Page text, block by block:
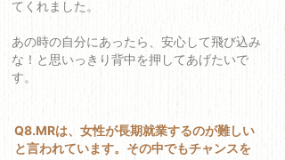
てくれました。
あの時の自分にあったら、安心して飛び込み
な！と思いっきり背中を押してあげたいで
す。
Q8.MRは、女性が長期就業するのが難しい
と言われています。その中でもチャンスを